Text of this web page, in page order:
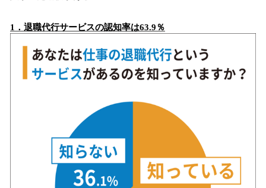
1 ． 退職代行サービスの認知率は63.9％